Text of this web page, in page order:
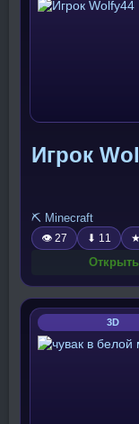
Игрок
⛏️ Minecraft
👁 27 ⬇ 11
Открыть
3D